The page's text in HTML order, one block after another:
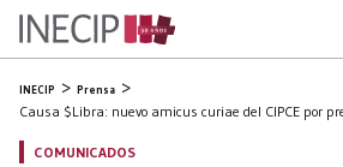
INECIP Prensa
Causa $Libra: nuevo amicus curiae del CIPCE por
COMUNICADOS